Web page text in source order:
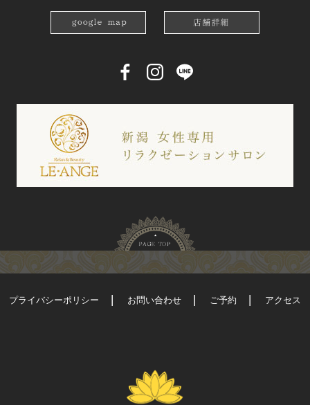
プライバシーポリシー お問い合わせ ご予約 アクセス